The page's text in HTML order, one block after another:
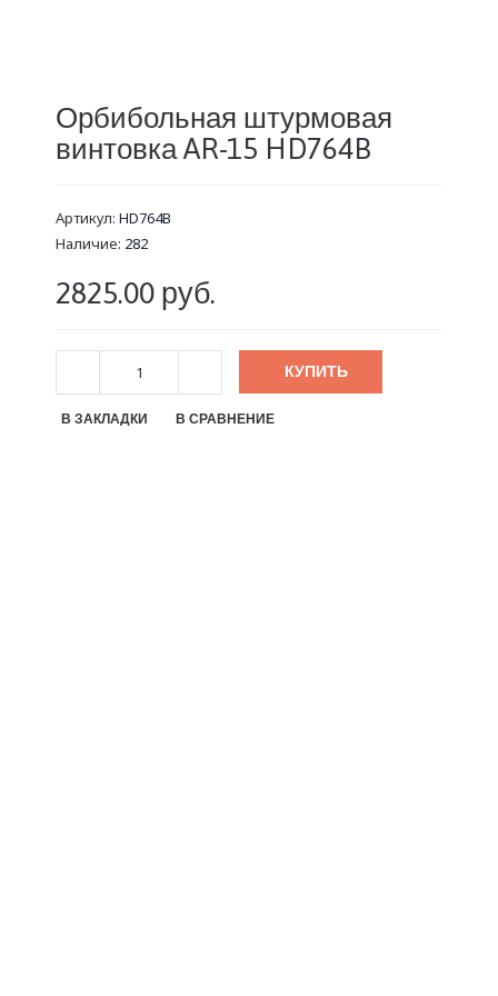
Орбибольная штурмовая
винтовка AR-15 HD764B
Артикул: HD764B
Наличие: 282
2825.00 руб.
КУПИТЬ
В ЗАКЛАДКИ В СРАВНЕНИЕ